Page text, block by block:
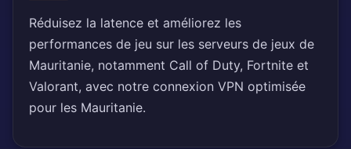
Réduisez la latence et améliorez les
performances de jeu sur les serveurs de jeux de
Mauritanie, notamment Call of Duty, Fortnite et
Valorant, avec notre connexion VPN optimisée
pour les Mauritanie.